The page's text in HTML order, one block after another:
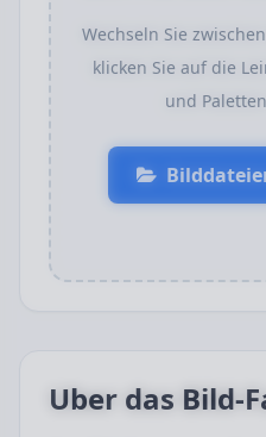
Wechseln Sie
klicken Sie auf die
und
Uber das Bild-